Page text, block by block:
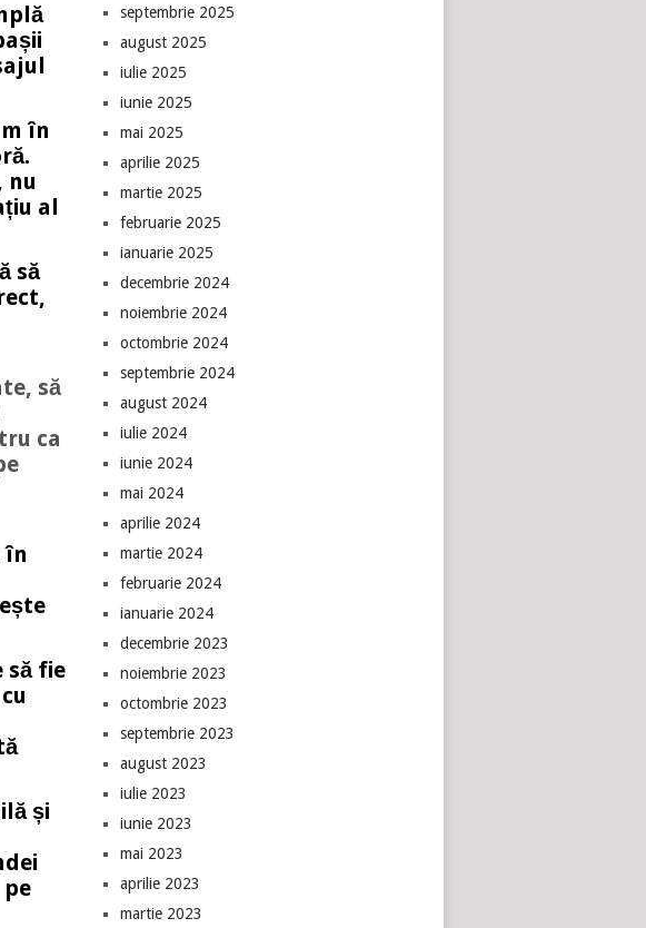
în
nu
al
să
să
ca
în
să fie
și
septembrie 2025
august 2025
iulie 2025
iunie 2025
mai 2025
aprilie 2025
martie 2025
februarie 2025
ianuarie 2025
decembrie 2024
noiembrie 2024
octombrie 2024
septembrie 2024
august 2024
iulie 2024
iunie 2024
mai 2024
aprilie 2024
martie 2024
februarie 2024
ianuarie 2024
decembrie 2023
noiembrie 2023
octombrie 2023
septembrie 2023
august 2023
iulie 2023
iunie 2023
mai 2023
aprilie 2023
martie 2023